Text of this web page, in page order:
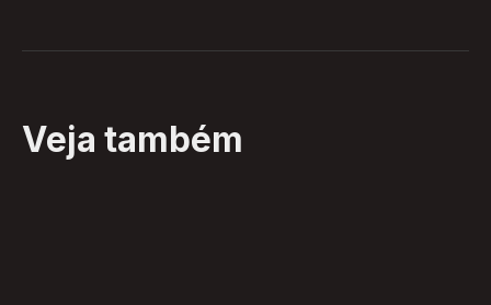
Veja também